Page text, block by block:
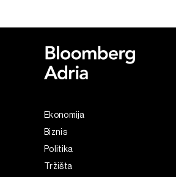
Ekonomija
Biznis
Politika
Tržišta